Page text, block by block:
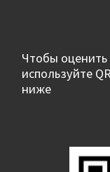
Чтобы оценить
используйте
ниже